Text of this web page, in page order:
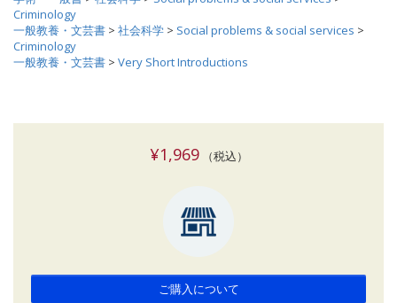
Criminology
一般教養・文芸書 > 社会科学 > Social problems & social services >
Criminology
一般教養・文芸書 > Very Short Introductions
¥1,969（税込）
ご購入について